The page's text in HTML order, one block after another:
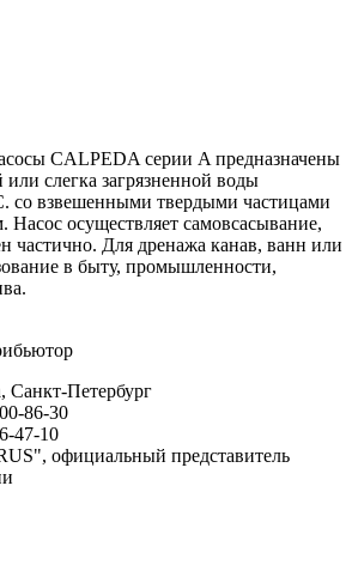
CALPEDA серии A предназначены
или слегка загрязненной воды
со взвешенными твердыми частицами
Насос осуществляет самовсасывание,
частично. Для дренажа канав, ванн или
в быту, промышленности,
Санкт-Петербург
86-30
47-10
официальный представитель